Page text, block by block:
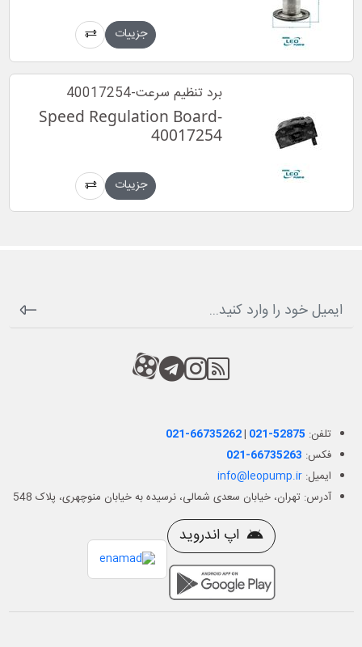
جزییات
برد تنظیم سرعت-40017254
Speed Regulation Board-
40017254
جزییات
RSS
کانال آپارات
کانال تلگرام
کانال آپارات
تلفن: 021-66735262| 021-52875
فکس: 021-66735263
ایمیل:info@leopump.ir
آدرس: تهران، خیابان سعدی شمالی، نرسیده به خیابان منوچهری، پلاک 548
اپ اندروید